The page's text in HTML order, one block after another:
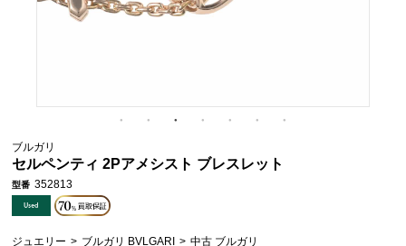
ブルガリ
セルペンティ 2Pアメシスト ブレスレット
型番 352813
ジュエリー > ブルガリ BVLGARI > 中古 ブルガリ